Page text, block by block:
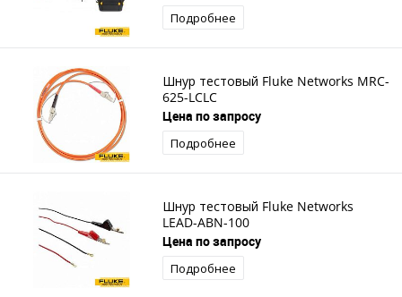
Подробнее
Шнур тестовый Fluke Networks MRC-
625-LCLC
Цена по запросу
Подробнее
Шнур тестовый Fluke Networks
LEAD-ABN-100
Цена по запросу
Подробнее